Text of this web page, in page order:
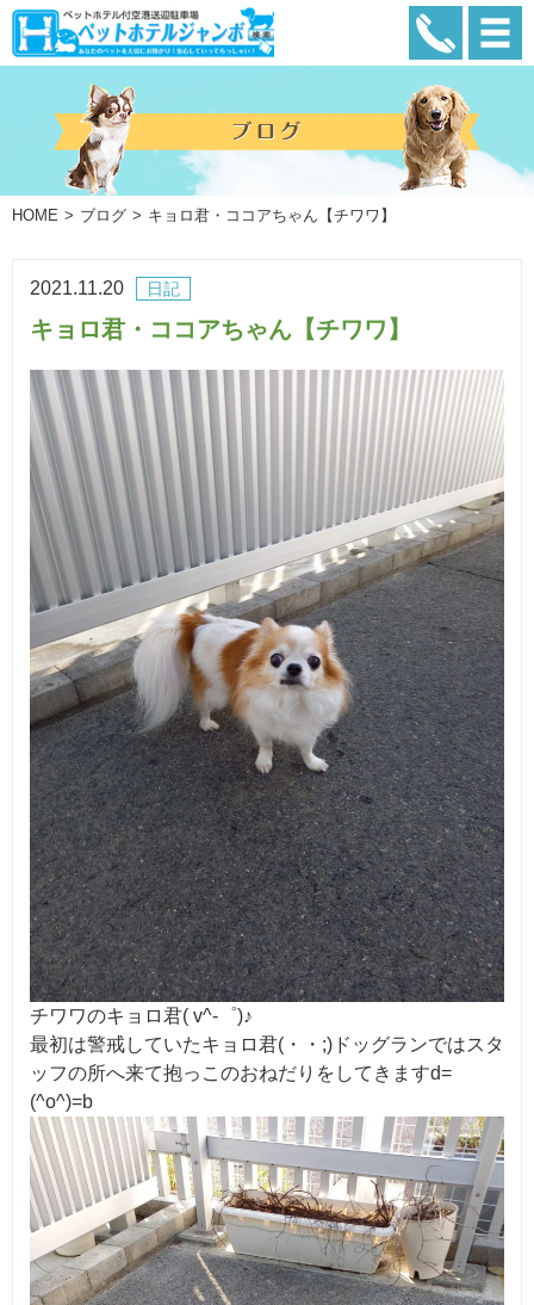
HOME ブログ キョロ君・ココアちゃん【チワワ】
日記
2021.11.20
キョロ君・ココアちゃん【チワワ】
チワワのキョロ君( v^-゜)♪
最初は警戒していたキョロ君(・・;)ドッグランではスタ
ッフの所へ来て抱っこのおねだりをしてきますd=
(^o^)=b